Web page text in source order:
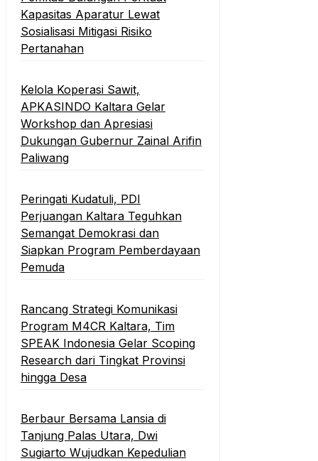
Kapasitas Aparatur Lewat
Sosialisasi Mitigasi Risiko
Pertanahan
Kelola Koperasi Sawit,
APKASINDO Kaltara Gelar
Workshop dan Apresiasi
Dukungan Gubernur Zainal Arifin
Paliwang
Peringati Kudatuli, PDI
Perjuangan Kaltara Teguhkan
Semangat Demokrasi dan
Siapkan Program Pemberdayaan
Pemuda
Rancang Strategi Komunikasi
Program M4CR Kaltara, Tim
SPEAK Indonesia Gelar Scoping
Research dari Tingkat Provinsi
hingga Desa
Berbaur Bersama Lansia di
Tanjung Palas Utara, Dwi
Sugiarto Wujudkan Kepedulian